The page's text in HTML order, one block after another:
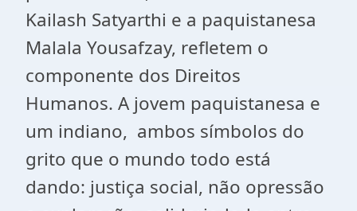
Kailash Satyarthi e a paquistanesa
Malala Yousafzay, refletem o
componente dos Direitos
Humanos. A jovem paquistanesa e
um indiano, ambos símbolos do
grito que o mundo todo está
dando: justiça social, não opressão